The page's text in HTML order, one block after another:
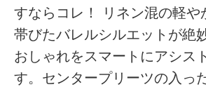
すならコレ！ リネン混の軽や
帯びたバレルシルエットが絶
おしゃれをスマートにアシス
す。センタープリーツの入っ